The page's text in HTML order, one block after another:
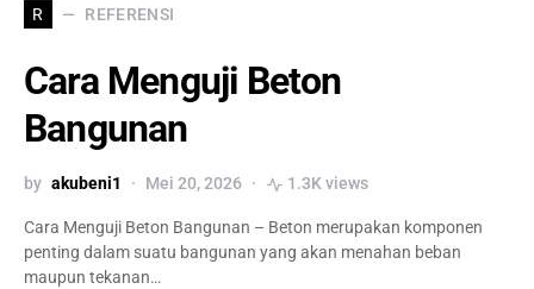
R REFERENSI
Cara Menguji Beton
Bangunan
by akubeni1 Mei 20, 2026 1.3K views
Cara Menguji Beton Bangunan – Beton merupakan komponen
penting dalam suatu bangunan yang akan menahan beban
maupun tekanan…